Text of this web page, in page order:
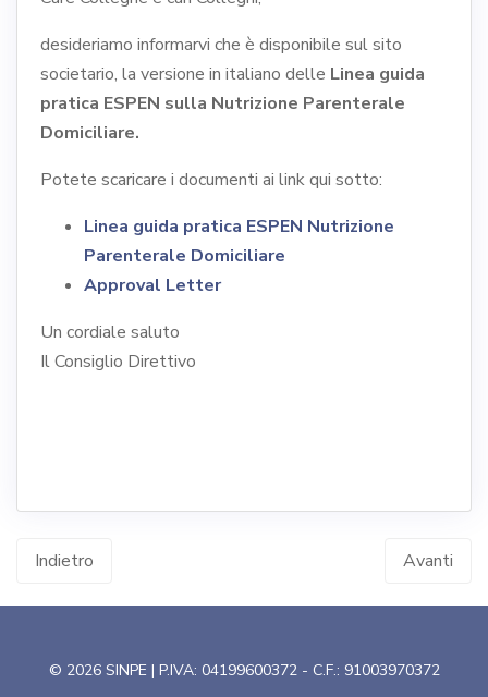
desideriamo informarvi che è disponibile sul sito
societario, la versione in italiano delle Linea guida
pratica ESPEN sulla Nutrizione Parenterale
Domiciliare.
Potete scaricare i documenti ai link qui sotto:
Linea guida pratica ESPEN Nutrizione
Parenterale Domiciliare
Approval Letter
Un cordiale saluto
Il Consiglio Direttivo
Indietro Avanti
© 2026 SINPE | P.IVA: 04199600372 - C.F.: 91003970372